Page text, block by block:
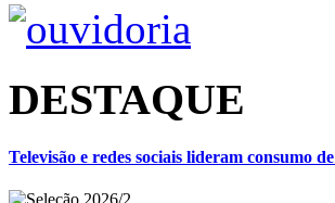
DESTAQUE
Televisão e redes sociais lideram consumo